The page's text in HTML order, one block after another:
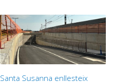
Santa Susanna enllesteix